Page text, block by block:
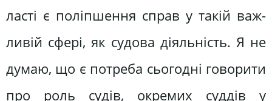
ласті є поліпшення справ у такій важ­
ливій сфері, як судова діяльність. Я не
думаю, що є потреба сьогодні говори­ти
про роль судів, окремих суддів у